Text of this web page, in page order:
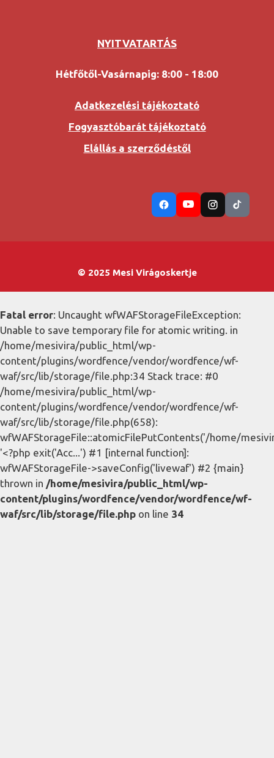
NYITVATARTÁS
Hétfőtől-Vasárnapig: 8:00 - 18:00
Adatkezelési tájékoztató
Fogyasztóbarát tájékoztató
Elállás a szerződéstől
© 2025 Mesi Virágoskertje
Fatal error: Uncaught wfWAFStorageFileException:
Unable to save temporary file for atomic writing. in
/home/mesivira/public_html/wp-
content/plugins/wordfence/vendor/wordfence/wf-
waf/src/lib/storage/file.php:34 Stack trace: #0
/home/mesivira/public_html/wp-
content/plugins/wordfence/vendor/wordfence/wf-
waf/src/lib/storage/file.php(658):
wfWAFStorageFile::atomicFilePutContents('/home/
'<?php exit('Acc...') #1 [internal function]:
wfWAFStorageFile->saveConfig('livewaf') #2 {main}
thrown in /home/mesivira/public_html/wp-
content/plugins/wordfence/vendor/wordfence/wf-
waf/src/lib/storage/file.php on line 34